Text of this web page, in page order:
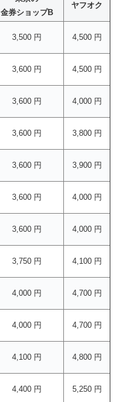
金券ショップB
ヤフオク
3,500 円 4,500 円
3,600 円 4,500 円
3,600 円 4,000 円
3,600 円 3,800 円
3,600 円 3,900 円
3,600 円 4,000 円
3,600 円 4,000 円
3,750 円 4,100 円
4,000 円 4,700 円
4,000 円 4,700 円
4,100 円 4,800 円
4,400 円 5,250 円